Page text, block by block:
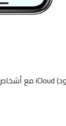
مع أشخاص